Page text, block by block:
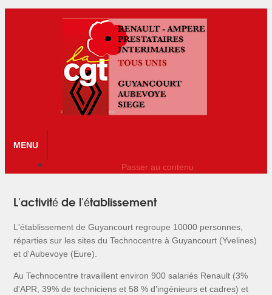
MENU
Passer au contenu
L'activité de l'établissement
L'établissement de Guyancourt regroupe 10000 personnes,
réparties sur les sites du Technocentre à Guyancourt (Yvelines)
et d'Aubevoye (Eure).
Au Technocentre travaillent environ 900 salariés Renault (3%
d'APR, 39% de techniciens et 58 % d'ingénieurs et cadres) et